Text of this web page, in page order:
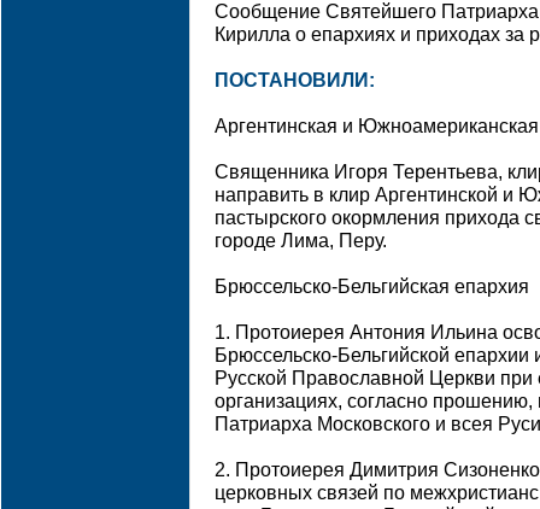
Сообщение Святейшего Патриарха
Кирилла о епархиях и приходах за
ПОСТАНОВИЛИ:
Аргентинская и
Священника Игоря Терентьева,
направить в клир Аргентинской и
пастырского окормления прихода
городе Лима, Перу.
Брюссельско-Бельгийская епархия
1. Протоиерея Антония Ильина
Брюссельско-Бельгийской
Русской Православной Церкви
организациях, согласно
Патриарха Московского и всея
2. Протоиерея Димитрия
церковных связей по